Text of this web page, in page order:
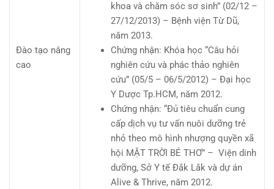
Đào tạo nâng
cao
khoa và chăm sóc sơ sinh” (02/12 –
27/12/2013) – Bệnh viện Từ Dũ,
năm 2013.
Chứng nhận: Khóa học “Câu hỏi
nghiên cứu và phác thảo nghiên
cứu” (05/5 – 06/5/2012) – Đại học
Y Dược Tp.HCM, năm 2012.
Chứng nhận: “Đủ tiêu chuẩn cung
cấp dịch vụ tư vấn nuôi dưỡng trẻ
nhỏ theo mô hình nhượng quyền xã
hội MẶT TRỜI BÉ THƠ” – Viện dinh
dưỡng, Sở Y tế Đắk Lắk và dự án
Alive & Thrive, năm 2012.